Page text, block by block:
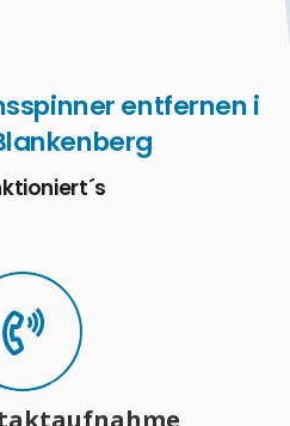
entfernen i